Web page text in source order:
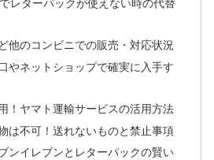
レターパックが使えない時の代替
他のコンビニでの販売・対応状況
やネットショップで確実に入手す
！ヤマト運輸サービスの活用方法
は不可！送れないものと禁止事項
ンイレブンとレターパックの賢い